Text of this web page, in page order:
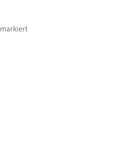
markiert